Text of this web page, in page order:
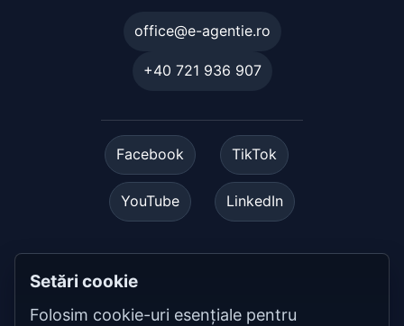
Setări cookie
Folosim cookie-uri esențiale pentru
office@e-agentie.ro
+40 721 936 907
Facebook TikTok
YouTube LinkedIn
© 2026 e-agentie. Toate drepturile rezervate.